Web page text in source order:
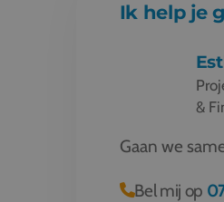
Ik help je
&
Gaan we
Bel mij op